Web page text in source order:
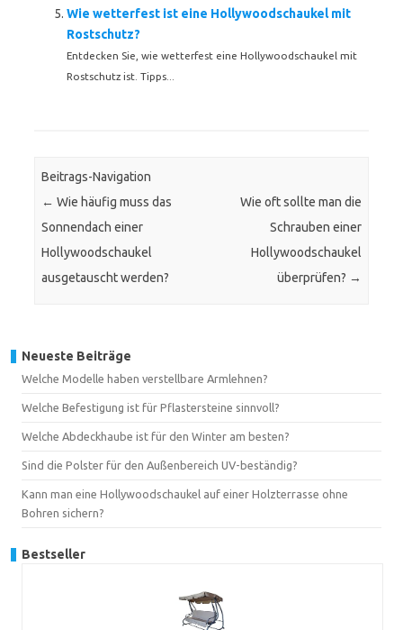
Wie wetterfest ist eine Hollywoodschaukel mit
Rostschutz?
Entdecken Sie, wie wetterfest eine Hollywoodschaukel mit
Rostschutz ist. Tipps...
Beitrags-Navigation
← Wie häufig muss das
Sonnendach einer
Hollywoodschaukel
ausgetauscht werden?
Wie oft sollte man die
Schrauben einer
Hollywoodschaukel
überprüfen? →
Neueste Beiträge
Welche Modelle haben verstellbare Armlehnen?
Welche Befestigung ist für Pflastersteine sinnvoll?
Welche Abdeckhaube ist für den Winter am besten?
Sind die Polster für den Außenbereich UV-beständig?
Kann man eine Hollywoodschaukel auf einer Holzterrasse ohne
Bohren sichern?
Bestseller